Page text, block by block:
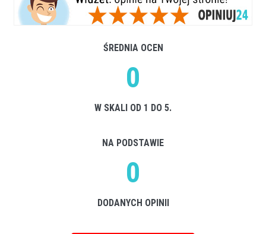
ŚREDNIA OCEN
0
W SKALI OD 1 DO 5.
NA PODSTAWIE
0
DODANYCH OPINII